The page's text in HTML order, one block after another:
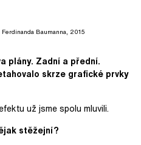
Baumanna, 2015
plány. Zadní a přední.
skrze grafické prvky
už jsme spolu mluvili.
stěžejní?